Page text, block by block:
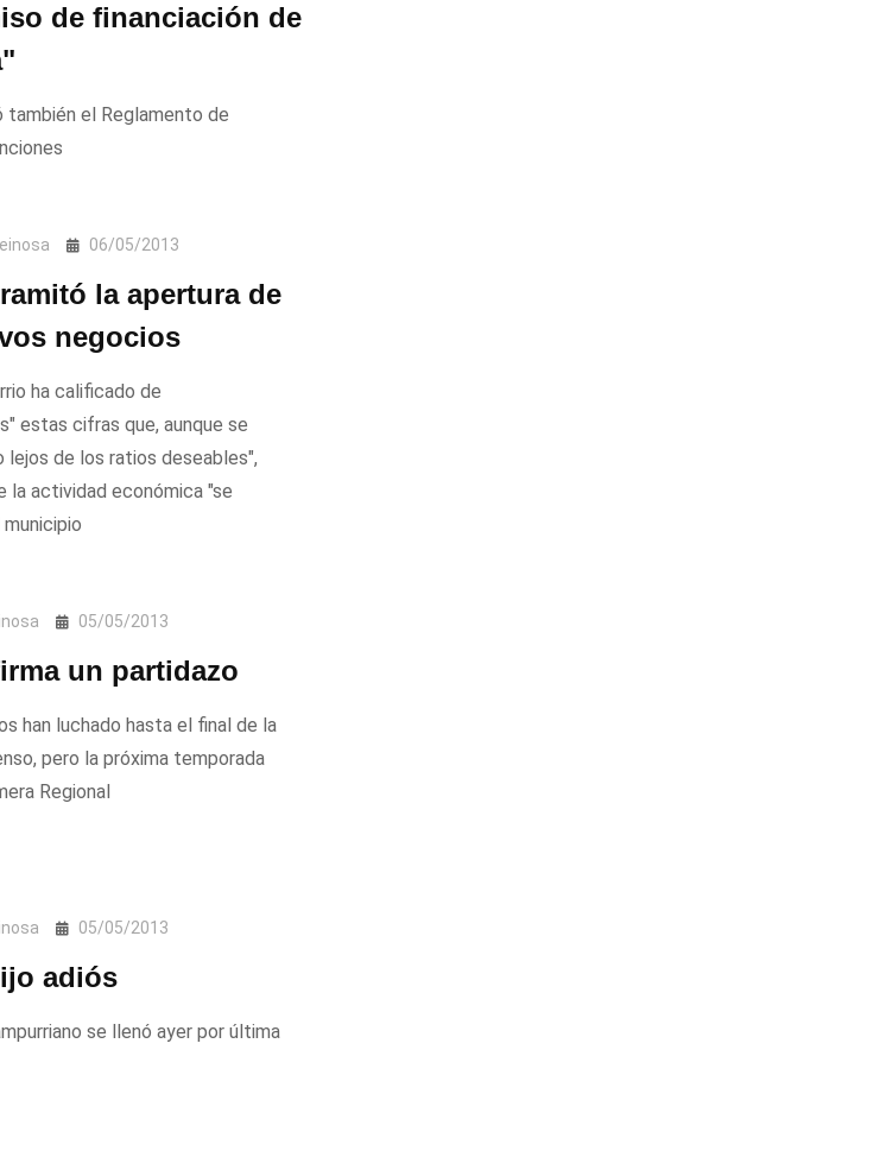
de financiación de
también el Reglamento de
06/05/2013
la apertura de
negocios
ha calificado de
estas cifras que, aunque se
lejos de los ratios deseables",
la actividad económica "se
05/05/2013
un partidazo
han luchado hasta el final de la
pero la próxima temporada
Regional
05/05/2013
adiós
se llenó ayer por última